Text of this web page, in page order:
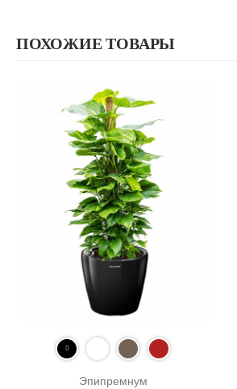
ПОХОЖИЕ ТОВАРЫ
Эпипремнум